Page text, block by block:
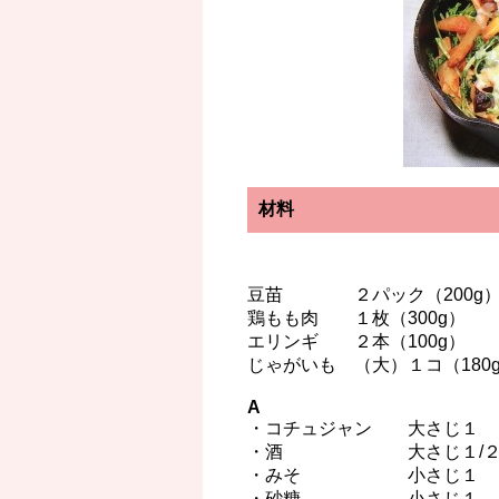
材料
豆苗 ２パック（200g
鶏もも肉 １枚（300g）
エリンギ ２本（100g）
じゃがいも （大）１コ（
A
・コチュジャン 大さじ１
・酒 大さじ１/
・みそ 小さじ１